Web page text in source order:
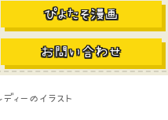
ぴよたそ漫画
お問い合わせ
ディーのイラスト